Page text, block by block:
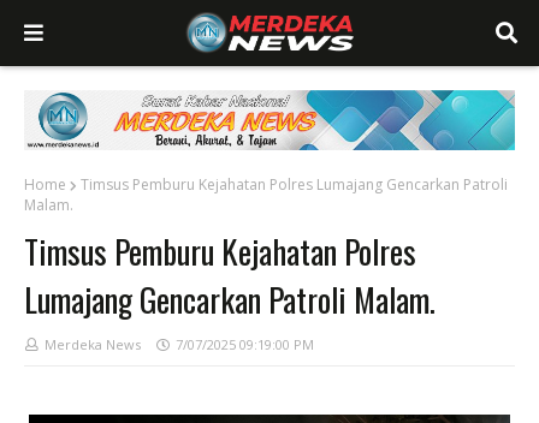
Home
Timsus Pemburu Kejahatan Polres Lumajang Gencarkan Patroli
Malam.
Timsus Pemburu Kejahatan Polres
Lumajang Gencarkan Patroli Malam.
Merdeka News 7/07/2025 09:19:00 PM